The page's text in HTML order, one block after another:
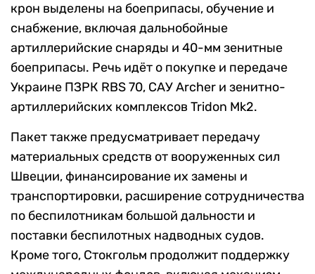
крон выделены на боеприпасы, обучение и
снабжение, включая дальнобойные
артиллерийские снаряды и 40-мм зенитные
боеприпасы. Речь идёт о покупке и передаче
Украине ПЗРК RBS 70, САУ Archer и зенитно-
артиллерийских комплексов Tridon Mk2.
Пакет также предусматривает передачу
материальных средств от вооруженных сил
Швеции, финансирование их замены и
транспортировки, расширение сотрудничества
по беспилотникам большой дальности и
поставки беспилотных надводных судов.
Кроме того, Стокгольм продолжит поддержку